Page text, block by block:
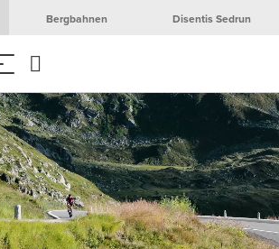
Bergbahnen Disentis Sedrun